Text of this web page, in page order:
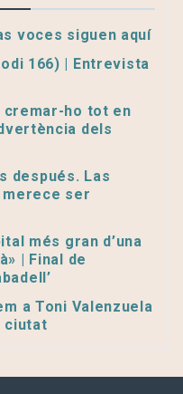
voces siguen aquí
166) | Entrevista
cremar-ho tot en
dels
después. Las
ser
més gran d’una
| Final de
a Toni Valenzuela
ciutat